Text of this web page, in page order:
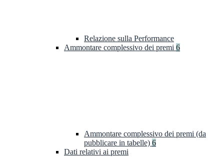
Relazione sulla Performance
Ammontare complessivo dei premi 6
Ammontare complessivo dei premi (da
pubblicare in tabelle) 6
Dati relativi ai premi